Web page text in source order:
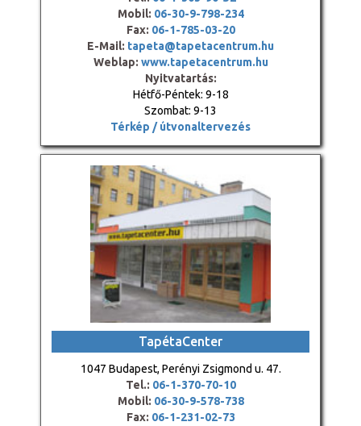
Mobil: 06-30-9-798-234
Fax: 06-1-785-03-20
E-Mail: tapeta@tapetacentrum.hu
Weblap: www.tapetacentrum.hu
Nyitvatartás:
Hétfő-Péntek: 9-18
Szombat: 9-13
Térkép / útvonaltervezés
TapétaCenter
1047 Budapest, Perényi Zsigmond u. 47.
Tel.: 06-1-370-70-10
Mobil: 06-30-9-578-738
Fax: 06-1-231-02-73